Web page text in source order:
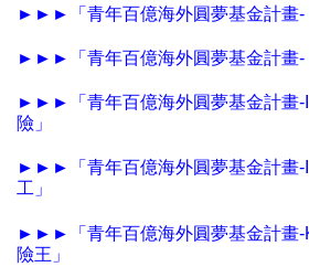
►►► 「青年百億海外圓夢基金計畫-
►►► 「青年百億海外圓夢基金計畫-
►►►
「青年百億海外圓夢基金計畫
險」
►►►
「青年百億海外圓夢基金計畫
工」
►►►
「青年百億海外圓夢基金計畫
險王」